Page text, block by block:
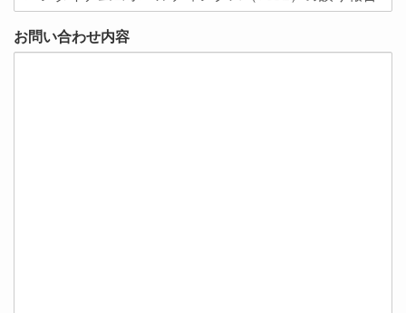
お問い合わせ内容